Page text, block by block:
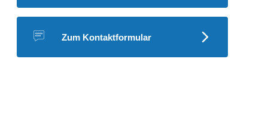
Zum Kontaktformular